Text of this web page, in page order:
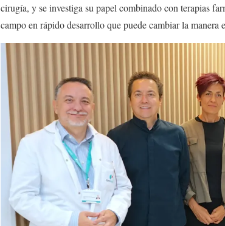
cirugía, y se investiga su papel combinado con terapias
campo en rápido desarrollo que puede cambiar la